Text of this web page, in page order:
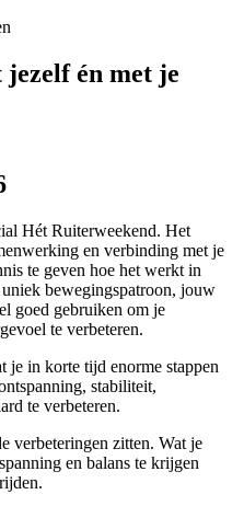
én met je
Hét Ruiterweekend. Het
en verbinding met je
te geven hoe het werkt in
bewegingspatroon, jouw
goed gebruiken om je
te verbeteren.
je in korte tijd enorme stappen
stabiliteit,
te verbeteren.
verbeteringen zitten. Wat je
en balans te krijgen